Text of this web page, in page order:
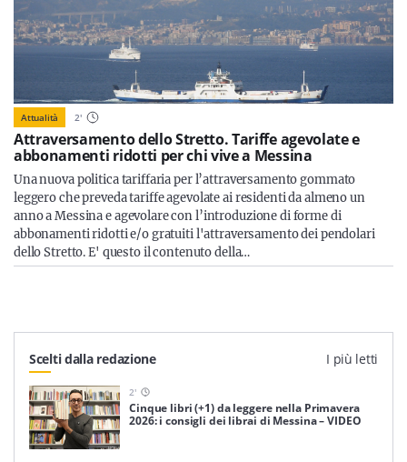
Attualità 2'
Attraversamento dello Stretto. Tariffe agevolate e
abbonamenti ridotti per chi vive a Messina
Una nuova politica tariffaria per l’attraversamento gommato
leggero che preveda tariffe agevolate ai residenti da almeno un
anno a Messina e agevolare con l’introduzione di forme di
abbonamenti ridotti e/o gratuiti l'attraversamento dei pendolari
dello Stretto. E' questo il contenuto della…
Scelti dalla redazione I più letti
2'
Cinque libri (+1) da leggere nella Primavera
2026: i consigli dei librai di Messina – VIDEO